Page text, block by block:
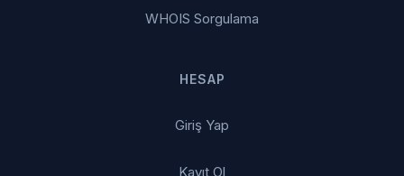
WHOIS Sorgulama
HESAP
Giriş Yap
Kayıt Ol